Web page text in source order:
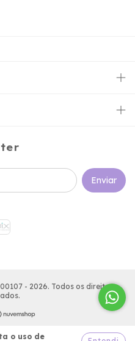
o uso de
- 2026. Todos os direitos